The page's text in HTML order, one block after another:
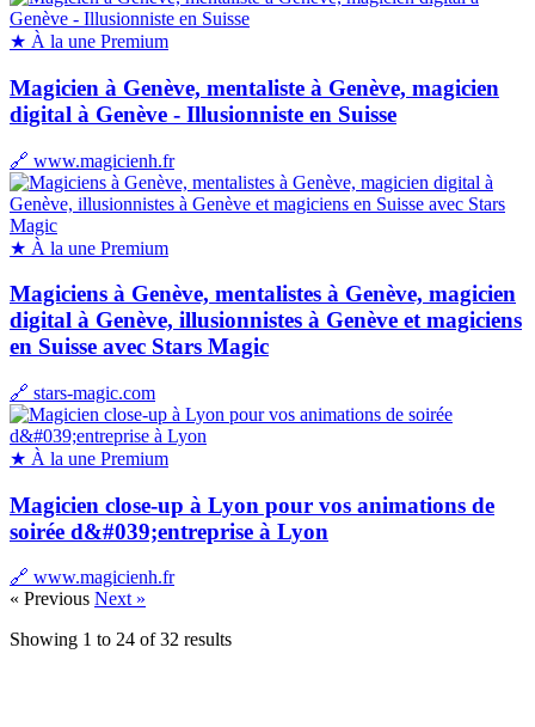
★ À la une Premium
Magicien à Genève, mentaliste à Genève, magicien
digital à Genève - Illusionniste en Suisse
🔗 www.magicienh.fr
★ À la une Premium
Magiciens à Genève, mentalistes à Genève, magicien
digital à Genève, illusionnistes à Genève et magiciens
en Suisse avec Stars Magic
🔗 stars-magic.com
★ À la une Premium
Magicien close-up à Lyon pour vos animations de
soirée d&#039;entreprise à Lyon
🔗 www.magicienh.fr
« Previous Next »
Showing 1 to 24 of32 results